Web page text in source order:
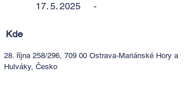
17. 5. 2025
-
Kde
28. října 258/296, 709 00 Ostrava-Mariánské Hory a
Hulváky, Česko